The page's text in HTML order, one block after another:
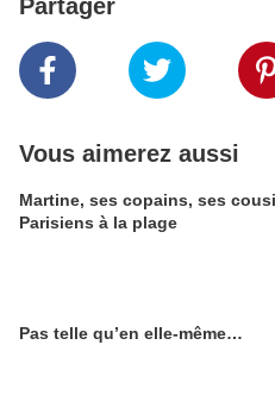
Partager
Vous aimerez aussi
Martine, ses copains, ses
Parisiens à la plage
Pas telle qu’en elle-même…